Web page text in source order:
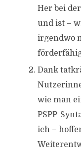
Her bei der
und ist –
irgendwo
Dank
wie man
PSPP-
ich –